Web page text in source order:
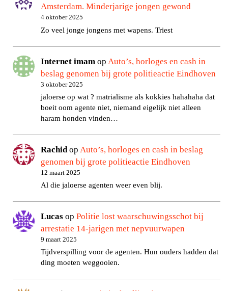
Amsterdam. Minderjarige jongen gewond
4 oktober 2025
Zo veel jonge jongens met wapens. Triest
Internet imam op Auto’s, horloges en cash in
beslag genomen bij grote politieactie Eindhoven
3 oktober 2025
jaloerse op wat ? matrialisme als kokkies hahahaha dat
boeit oom agente niet, niemand eigelijk niet alleen
haram honden vinden…
Rachid op Auto’s, horloges en cash in beslag
genomen bij grote politieactie Eindhoven
12 maart 2025
Al die jaloerse agenten weer even blij.
Lucas opPolitie lost waarschuwingsschot bij
arrestatie 14-jarigen met nepvuurwapen
9 maart 2025
Tijdverspilling voor de agenten. Hun ouders hadden dat
ding moeten weggooien.